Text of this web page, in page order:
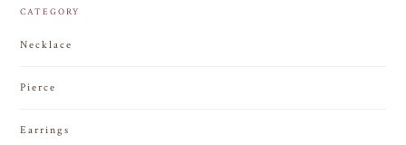
CATEGORY
Necklace
Pierce
Earrings